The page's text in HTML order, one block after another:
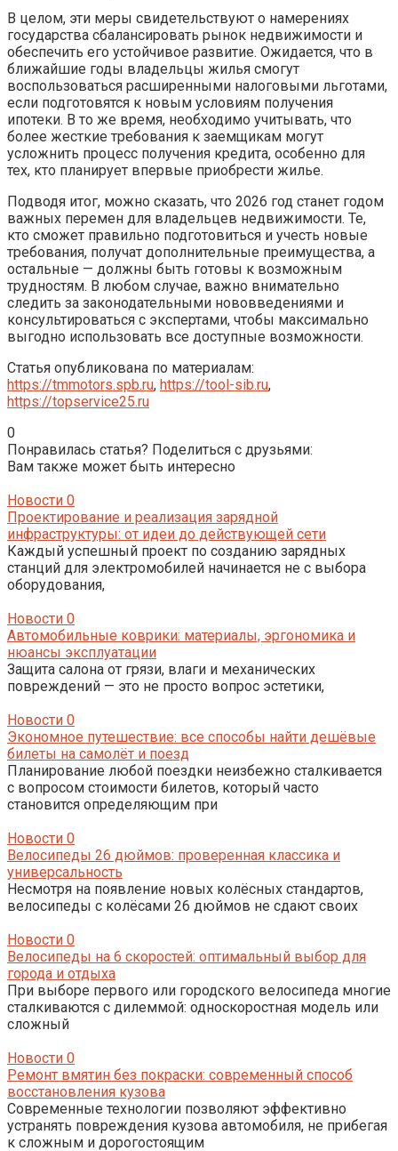
В целом, эти меры свидетельствуют о намерениях
государства сбалансировать рынок недвижимости и
обеспечить его устойчивое развитие. Ожидается, что в
ближайшие годы владельцы жилья смогут
воспользоваться расширенными налоговыми льготами,
если подготовятся к новым условиям получения
ипотеки. В то же время, необходимо учитывать, что
более жесткие требования к заемщикам могут
усложнить процесс получения кредита, особенно для
тех, кто планирует впервые приобрести жилье.
Подводя итог, можно сказать, что 2026 год станет годом
важных перемен для владельцев недвижимости. Те,
кто сможет правильно подготовиться и учесть новые
требования, получат дополнительные преимущества, а
остальные — должны быть готовы к возможным
трудностям. В любом случае, важно внимательно
следить за законодательными нововведениями и
консультироваться с экспертами, чтобы максимально
выгодно использовать все доступные возможности.
Статья опубликована по материалам:
https://tmmotors.spb.ru, https://tool-sib.ru,
https://topservice25.ru
0
Понравилась статья? Поделиться с друзьями:
Вам также может быть интересно
Новости 0
Проектирование и реализация зарядной
инфраструктуры: от идеи до действующей сети
Каждый успешный проект по созданию зарядных
станций для электромобилей начинается не с выбора
оборудования,
Новости 0
Автомобильные коврики: материалы, эргономика и
нюансы эксплуатации
Защита салона от грязи, влаги и механических
повреждений — это не просто вопрос эстетики,
Новости 0
Экономное путешествие: все способы найти дешёвые
билеты на самолёт и поезд
Планирование любой поездки неизбежно сталкивается
с вопросом стоимости билетов, который часто
становится определяющим при
Новости 0
Велосипеды 26 дюймов: проверенная классика и
универсальность
Несмотря на появление новых колёсных стандартов,
велосипеды с колёсами 26 дюймов не сдают своих
Новости 0
Велосипеды на 6 скоростей: оптимальный выбор для
города и отдыха
При выборе первого или городского велосипеда многие
сталкиваются с дилеммой: односкоростная модель или
сложный
Новости 0
Ремонт вмятин без покраски: современный способ
восстановления кузова
Современные технологии позволяют эффективно
устранять повреждения кузова автомобиля, не прибегая
к сложным и дорогостоящим